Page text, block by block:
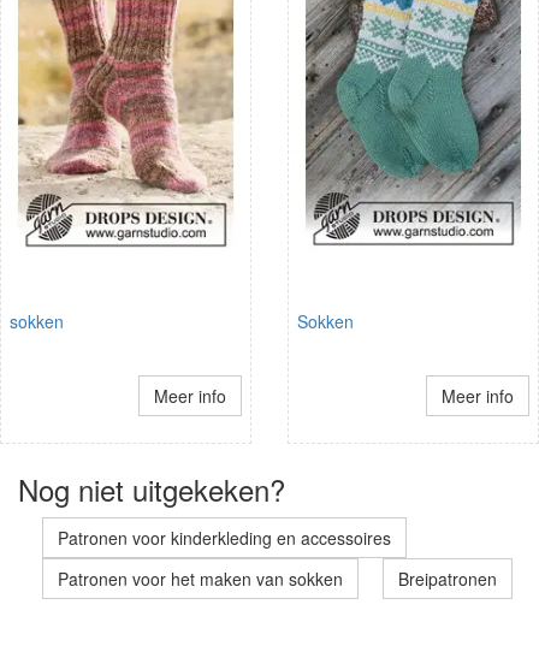
sokken
Meer info
Sokken
Meer info
Nog niet uitgekeken?
Patronen voor kinderkleding en accessoires
Patronen voor het maken van sokken
Breipatronen